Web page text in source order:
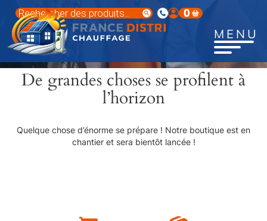
contenu
principal
Recherche
de
produits
0
MENU
De grandes choses se profilent à
l’horizon
Quelque chose d’énorme se prépare ! Notre boutique est en
chantier et sera bientôt lancée !